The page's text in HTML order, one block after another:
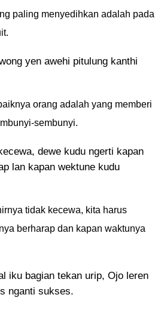
paling menyedihkan adalah pada
yen awehi pitulung kanthi
orang adalah yang memberi
sembunyi.
dewe kudu ngerti kapan
lan kapan wektune kudu
tidak kecewa, kita harus
berharap dan kapan waktunya
iku bagian tekan urip, Ojo leren
nganti sukses.